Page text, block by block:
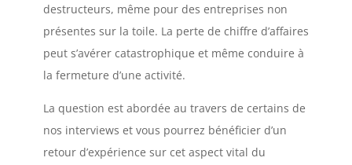
destructeurs, même pour des entreprises non
présentes sur la toile. La perte de chiffre d’affaires
peut s’avérer catastrophique et même conduire à
la fermeture d’une activité.
La question est abordée au travers de certains de
nos interviews et vous pourrez bénéficier d’un
retour d’expérience sur cet aspect vital du